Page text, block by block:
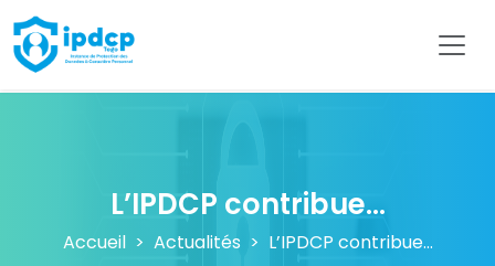
IPDCP
L’IPDCP contribue...
Accueil Actualités L’IPDCP contribue...